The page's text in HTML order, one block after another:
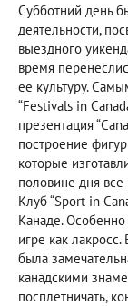
Субботний день
деятельности,
выездного
время
ее культуру.
“Festivals in
презентация
построение
которые
половине дня все
Клуб “Sport in
Канаде.
игре как
была
канадскими
посплетничать,